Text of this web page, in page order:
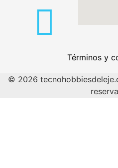
Términos y
© 2026